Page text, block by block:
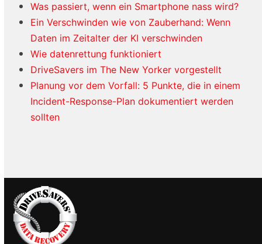
Was passiert, wenn ein Smartphone nass wird?
Ein Verschwinden wie von Zauberhand: Wenn
Daten im Zeitalter der KI verschwinden
Wie datenrettung funktioniert
DriveSavers im The New Yorker vorgestellt
Planung vor dem Vorfall: 5 Punkte, die in einem
Incident-Response-Plan dokumentiert werden
sollten